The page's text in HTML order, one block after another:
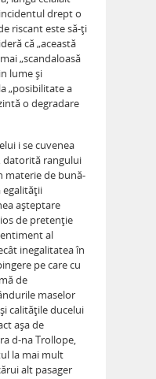
drept o
riscant este să-ţi
că „această
„scandaloasă
lume şi
„posibilitate a
o degradare
i se cuvenea
datorită rangului
materie de bună-
egalităţii
aşteptare
de pretenţie
al
inegalitatea în
pe care cu
de
maselor
calităţile ducelui
aşa de
d-na Trollope,
la mai mult
alt pasager